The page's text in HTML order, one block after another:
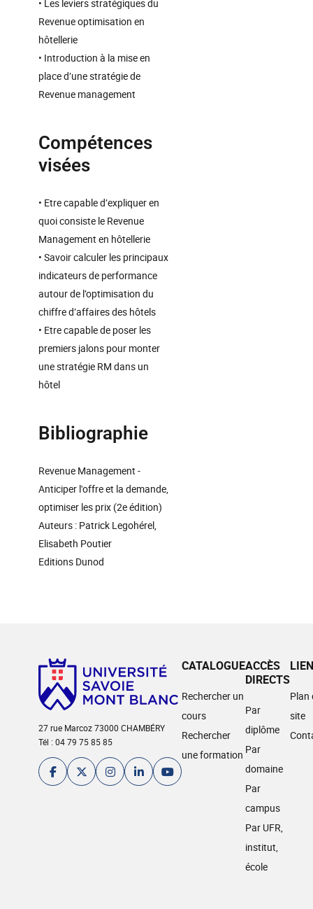
• Les leviers stratégiques du
Revenue optimisation en
hôtellerie
• Introduction à la mise en
place d’une stratégie de
Revenue management
Compétences
visées
• Etre capable d’expliquer en
quoi consiste le Revenue
Management en hôtellerie
• Savoir calculer les principaux
indicateurs de performance
autour de l’optimisation du
chiffre d’affaires des hôtels
• Etre capable de poser les
premiers jalons pour monter
une stratégie RM dans un
hôtel
Bibliographie
Revenue Management -
Anticiper l'offre et la demande,
optimiser les prix (2e édition)
Auteurs : Patrick Legohérel,
Elisabeth Poutier
Editions Dunod
27 rue Marcoz 73000 CHAMBÉRY
Tél : 04 79 75 85 85
CATALOGUE
Rechercher un
cours
Rechercher
une formation
ACCÈS
DIRECTS
Par
diplôme
Par
domaine
Par
campus
Par UFR,
institut,
école
Plan
site